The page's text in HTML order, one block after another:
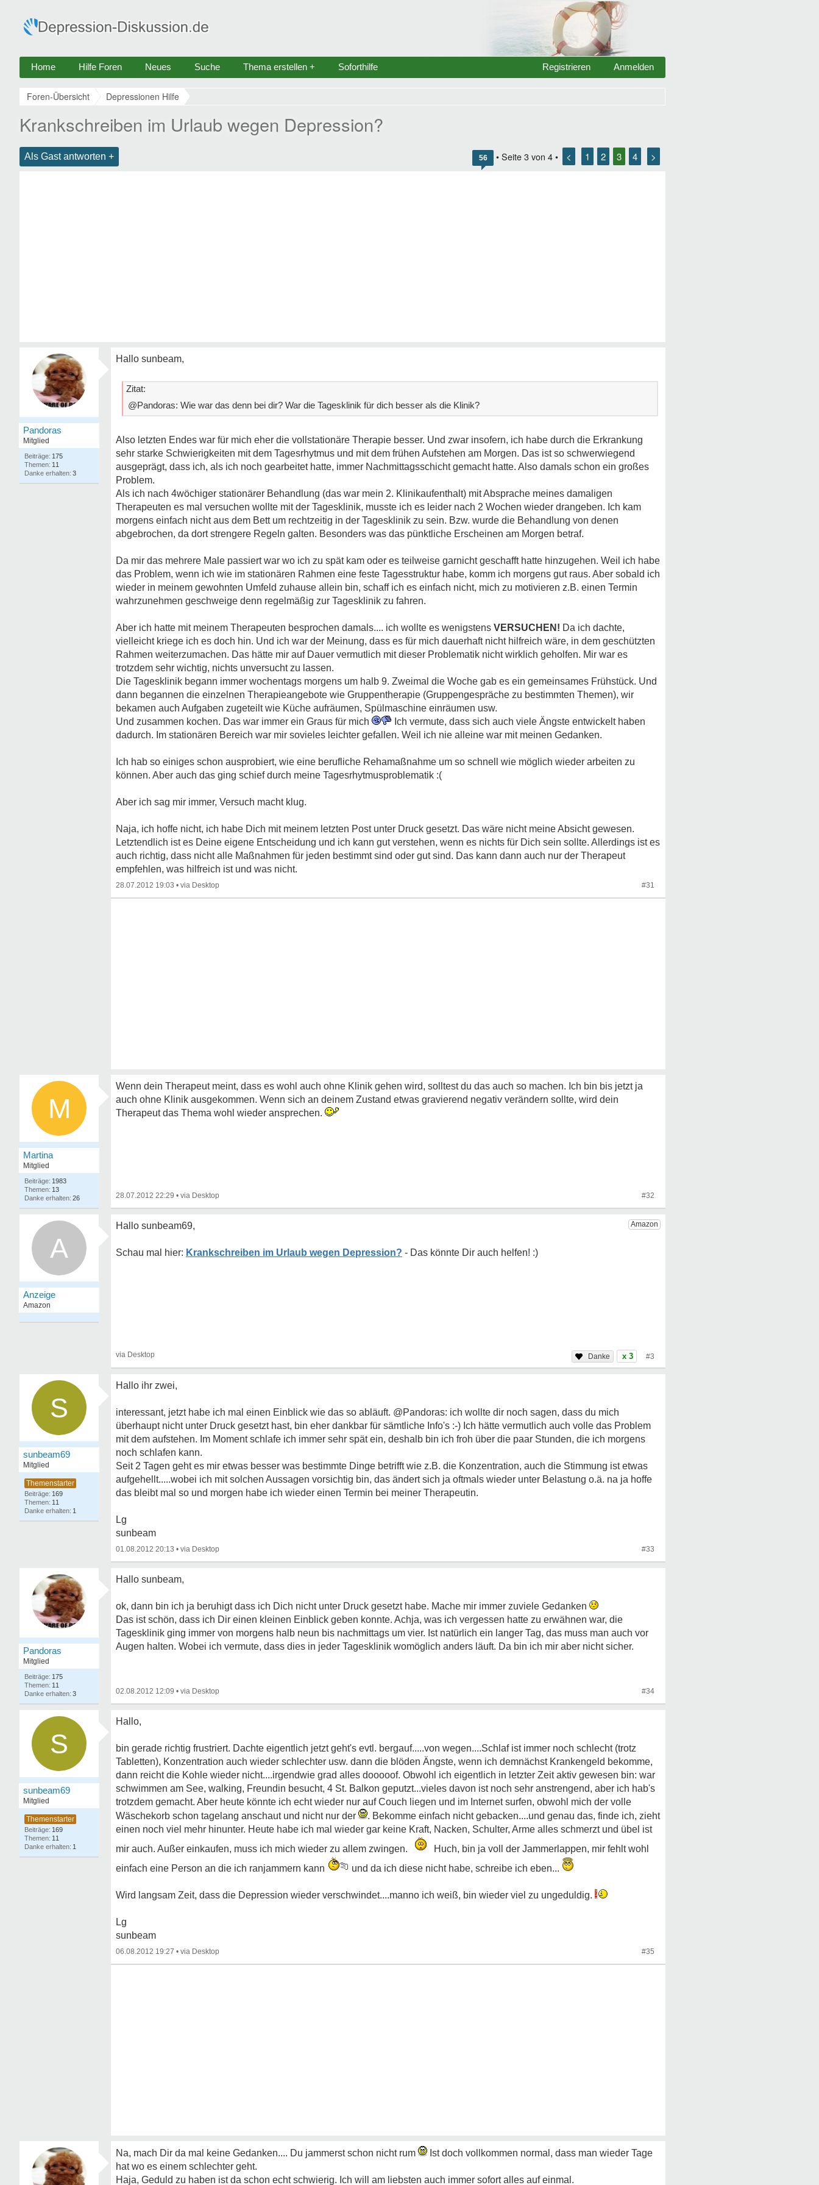
Home Hilfe Foren Neues Suche Thema erstellen + Soforthilfe Anmelden
Registrieren
Foren-Übersicht Depressionen Hilfe
Krankschreiben im Urlaub wegen Depression?
Als Gast antworten + 56 • Seite 3 von 4 • < 1 2 3 4 >
Pandoras
Mitglied
175
11
3
Hallo sunbeam,
Zitat:
@Pandoras: Wie war das denn bei dir? War die Tagesklinik für dich besser als die Klinik?
Also letzten Endes war für mich eher die vollstationäre Therapie besser. Und zwar insofern, ich habe durch die Erkrankung
sehr starke Schwierigkeiten mit dem Tagesrhytmus und mit dem frühen Aufstehen am Morgen. Das ist so schwerwiegend
ausgeprägt, dass ich, als ich noch gearbeitet hatte, immer Nachmittagsschicht gemacht hatte. Also damals schon ein großes
Problem.
Als ich nach 4wöchiger stationärer Behandlung (das war mein 2. Klinikaufenthalt) mit Absprache meines damaligen
Therapeuten es mal versuchen wollte mit der Tagesklinik, musste ich es leider nach 2 Wochen wieder drangeben. Ich kam
morgens einfach nicht aus dem Bett um rechtzeitig in der Tagesklinik zu sein. Bzw. wurde die Behandlung von denen
abgebrochen, da dort strengere Regeln galten. Besonders was das pünktliche Erscheinen am Morgen betraf.
Da mir das mehrere Male passiert war wo ich zu spät kam oder es teilweise garnicht geschafft hatte hinzugehen. Weil ich habe
das Problem, wenn ich wie im stationären Rahmen eine feste Tagesstruktur habe, komm ich morgens gut raus. Aber sobald ich
wieder in meinem gewohnten Umfeld zuhause allein bin, schaff ich es einfach nicht, mich zu motivieren z.B. einen Termin
wahrzunehmen geschweige denn regelmäßig zur Tagesklinik zu fahren.
Aber ich hatte mit meinem Therapeuten besprochen damals.... ich wollte es wenigstens VERSUCHEN! Da ich dachte,
vielleicht kriege ich es doch hin. Und ich war der Meinung, dass es für mich dauerhaft nicht hilfreich wäre, in dem geschützten
Rahmen weiterzumachen. Das hätte mir auf Dauer vermutlich mit dieser Problematik nicht wirklich geholfen. Mir war es
trotzdem sehr wichtig, nichts unversucht zu lassen.
Die Tagesklinik begann immer wochentags morgens um halb 9. Zweimal die Woche gab es ein gemeinsames Frühstück. Und
dann begannen die einzelnen Therapieangebote wie Gruppentherapie (Gruppengespräche zu bestimmten Themen), wir
bekamen auch Aufgaben zugeteilt wie Küche aufräumen, Spülmaschine einräumen usw.
Und zusammen kochen. Das war immer ein Graus für mich
Ich vermute, dass sich auch viele Ängste entwickelt haben
dadurch. Im stationären Bereich war mir sovieles leichter gefallen. Weil ich nie alleine war mit meinen Gedanken.
Ich hab so einiges schon ausprobiert, wie eine berufliche Rehamaßnahme um so schnell wie möglich wieder arbeiten zu
können. Aber auch das ging schief durch meine Tagesrhytmusproblematik :(
Aber ich sag mir immer, Versuch macht klug.
Naja, ich hoffe nicht, ich habe Dich mit meinem letzten Post unter Druck gesetzt. Das wäre nicht meine Absicht gewesen.
Letztendlich ist es Deine eigene Entscheidung und ich kann gut verstehen, wenn es nichts für Dich sein sollte. Allerdings ist es
auch richtig, dass nicht alle Maßnahmen für jeden bestimmt sind oder gut sind. Das kann dann auch nur der Therapeut
empfehlen, was hilfreich ist und was nicht.
28.07.2012 19:03 • #31
M
Martina
Mitglied
1983
13
26
Wenn dein Therapeut meint, dass es wohl auch ohne Klinik gehen wird, solltest du das auch so machen. Ich bin bis jetzt ja
auch ohne Klinik ausgekommen. Wenn sich an deinem Zustand etwas gravierend negativ verändern sollte, wird dein
Therapeut das Thema wohl wieder ansprechen.
28.07.2012 22:29 • #32
A
Hallo sunbeam69,
Krankschreiben im Urlaub wegen Depression?
x 3 #3
S
sunbeam69
Mitglied
169
11
1
Hallo ihr zwei,
interessant, jetzt habe ich mal einen Einblick wie das so abläuft. @Pandoras: ich wollte dir noch sagen, dass du mich
überhaupt nicht unter Druck gesetzt hast, bin eher dankbar für sämtliche Info's :-) Ich hätte vermutlich auch volle das Problem
mit dem aufstehen. Im Moment schlafe ich immer sehr spät ein, deshalb bin ich froh über die paar Stunden, die ich morgens
noch schlafen kann.
Seit 2 Tagen geht es mir etwas besser was bestimmte Dinge betrifft wie z.B. die Konzentration, auch die Stimmung ist etwas
aufgehellt.....wobei ich mit solchen Aussagen vorsichtig bin, das ändert sich ja oftmals wieder unter Belastung o.ä. na ja hoffe
das bleibt mal so und morgen habe ich wieder einen Termin bei meiner Therapeutin.
Lg
sunbeam
01.08.2012 20:13 • #33
Pandoras
Mitglied
175
11
3
Hallo sunbeam,
ok, dann bin ich ja beruhigt dass ich Dich nicht unter Druck gesetzt habe. Mache mir immer zuviele Gedanken
Das ist schön, dass ich Dir einen kleinen Einblick geben konnte. Achja, was ich vergessen hatte zu erwähnen war, die
Tagesklinik ging immer von morgens halb neun bis nachmittags um vier. Ist natürlich ein langer Tag, das muss man auch vor
Augen halten. Wobei ich vermute, dass dies in jeder Tagesklinik womöglich anders läuft. Da bin ich mir aber nicht sicher.
02.08.2012 12:09 • #34
S
sunbeam69
Mitglied
169
11
1
Hallo,
bin gerade richtig frustriert. Dachte eigentlich jetzt geht's evtl. bergauf.....von wegen....Schlaf ist immer noch schlecht (trotz
Tabletten), Konzentration auch wieder schlechter usw. dann die blöden Ängste, wenn ich demnächst Krankengeld bekomme,
dann reicht die Kohle wieder nicht....irgendwie grad alles dooooof. Obwohl ich eigentlich in letzter Zeit aktiv gewesen bin: war
schwimmen am See, walking, Freundin besucht, 4 St. Balkon geputzt...vieles davon ist noch sehr anstrengend, aber ich hab's
trotzdem gemacht. Aber heute könnte ich echt wieder nur auf Couch liegen und im Internet surfen, obwohl mich der volle
Wäschekorb schon tagelang anschaut und nicht nur der
. Bekomme einfach nicht gebacken....und genau das, finde ich, zieht
einen noch viel mehr hinunter. Heute habe ich mal wieder gar keine Kraft, Nacken, Schulter, Arme alles schmerzt und übel ist
mir auch. Außer einkaufen, muss ich mich wieder zu allem zwingen.
Huch, bin ja voll der Jammerlappen, mir fehlt wohl
einfach eine Person an die ich ranjammern kann
und da ich diese nicht habe, schreibe ich eben...
Wird langsam Zeit, dass die Depression wieder verschwindet....manno ich weiß, bin wieder viel zu ungeduldig.
Lg
sunbeam
06.08.2012 19:27 • #35
Na, mach Dir da mal keine Gedanken.... Du jammerst schon nicht rum
Ist doch vollkommen normal, dass man wieder Tage
hat wo es einem schlechter geht.
Haja, Geduld zu haben ist da schon echt schwierig. Ich will am liebsten auch immer sofort alles auf einmal.